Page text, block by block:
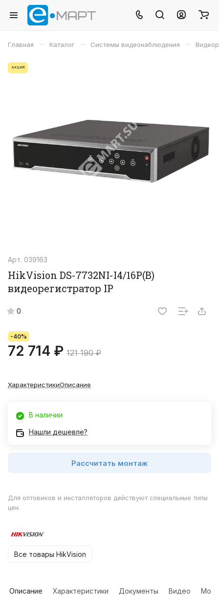
Главная – Каталог – Системы видеонаблюдения –
АКЦИЯ
Арт. 039163
HikVision DS-7732NI-I4/16P(B)
видеорегистратор IP
0
-40%
72 714 ₽ 121 190 ₽
ХарактеристикиОписание
В наличии
Нашли дешевле?
Рассчитать монтаж
Для оптовиков и инсталляторов действуют специальные типы
цен.
Все товары HikVision
Описание Характеристики Документы Видео